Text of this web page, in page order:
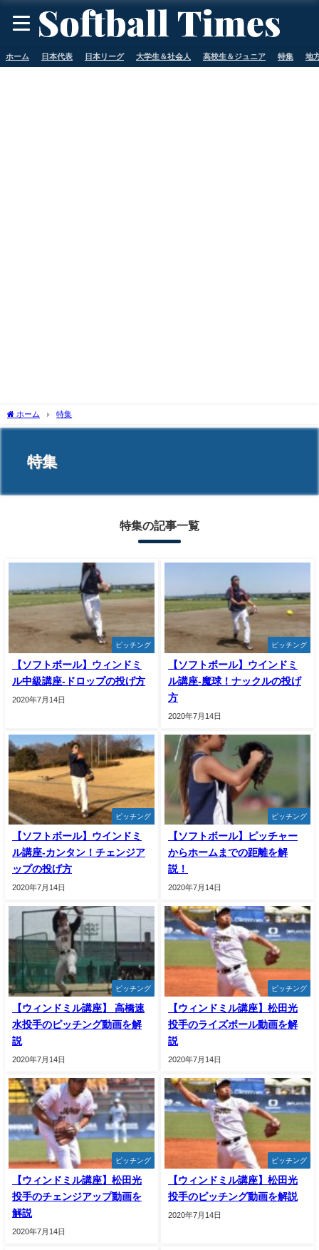
ホーム 日本代表 日本リーグ 大学生＆社会人 高校生＆ジュニア 特集 地
ホーム 特集
特集
特集の記事一覧
ピッチング
【ソフトボール】ウィンドミ
ル中級講座-ドロップの投げ方
2020年7月14日
ピッチング
【ソフトボール】ウインドミ
ル講座-魔球！ナックルの投げ
方
2020年7月14日
ピッチング
【ソフトボール】ウインドミ
ル講座-カンタン！チェンジア
ップの投げ方
2020年7月14日
ピッチング
【ソフトボール】ピッチャー
からホームまでの距離を解
説！
2020年7月14日
ピッチング
【ウィンドミル講座】 高橋速
水投手のピッチング動画を解
説
2020年7月14日
ピッチング
【ウィンドミル講座】松田光
投手のライズボール動画を解
説
2020年7月14日
ピッチング
【ウィンドミル講座】松田光
投手のチェンジアップ動画を
解説
2020年7月14日
ピッチング
【ウィンドミル講座】松田光
投手のピッチング動画を解説
2020年7月14日